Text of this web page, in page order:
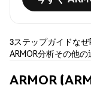
3ステップガイドな
ARMOR分析その他の
ARMOR